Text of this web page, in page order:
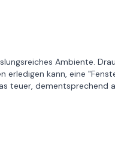
Ambiente.
kann, eine
teuer, dementsprechend